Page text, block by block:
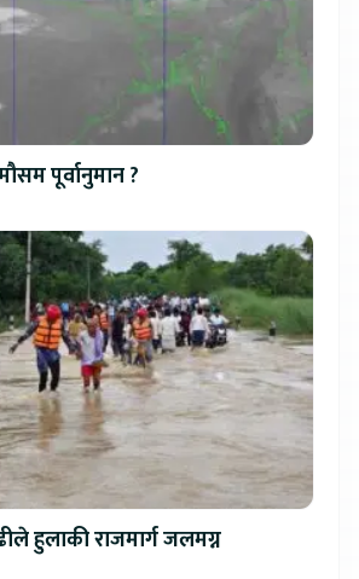
पूर्वानुमान ?
हुलाकी राजमार्ग जलमग्न